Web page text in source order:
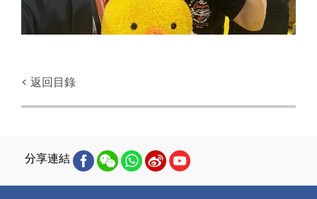
< 返回目錄
分享連結